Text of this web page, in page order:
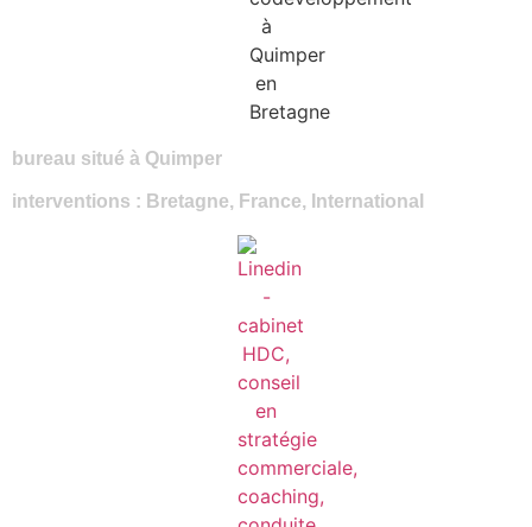
bureau situé à Quimper
interventions : Bretagne, France, International